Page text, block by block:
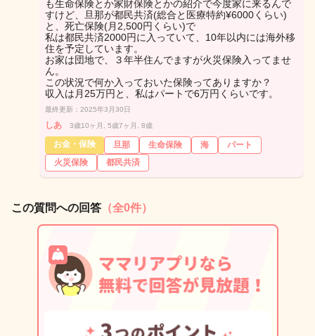
も生命保険とか家財保険とかの紹介で今度家に来るんで
すけど、旦那が都民共済(総合と医療特約¥6000くらい)
と、死亡保険(月2,500円くらい)で
私は都民共済2000円に入っていて、10年以内には海外移
住を予定しています。
お家は団地で、３年半住んでますが火災保険入ってませ
ん。
この状況で何か入っておいた保険ってありますか？
収入は月25万円と、私はパートで6万円くらいです。
最終更新：2025年3月30日
しあ 3歳10ヶ月, 5歳7ヶ月, 8歳
お金・保険 旦那 生命保険 海
パート
火災保険
都民共済
この質問への回答 （全0件）